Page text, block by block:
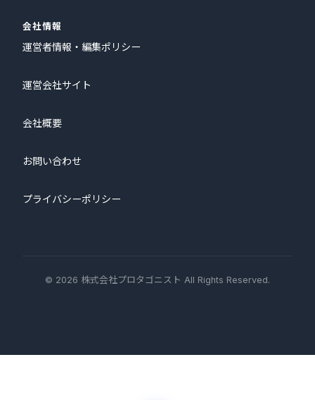
会社情報
運営者情報・編集ポリシー
運営会社サイト
会社概要
お問い合わせ
プライバシーポリシー
© 2026 株式会社プロタゴニスト All Rights Reserved.